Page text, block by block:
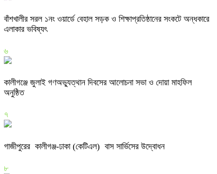
বাঁশখালীর সরল ১নং ওয়ার্ডে বেহাল সড়ক ও শিক্ষাপ্রতিষ্ঠানের সংকটে অন্ধকারে
এলাকার ভবিষ্যৎ
৬
কালীগঞ্জে জুলাই গণঅভ্যুত্থান দিবসের আলোচনা সভা ও দোয়া মাহফিল
অনুষ্ঠিত
৭
গাজীপুরের কালীগঞ্জ-ঢাকা (কেটিএল) বাস সার্ভিসের উদ্বোধন
৮